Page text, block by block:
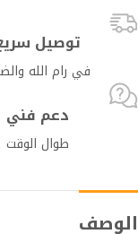
توصيل
في رام الله
دعم فني
طوال الوقت
الوصف